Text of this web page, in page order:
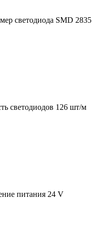
светодиода SMD 2835
светодиодов 126 шт/м
питания 24 V